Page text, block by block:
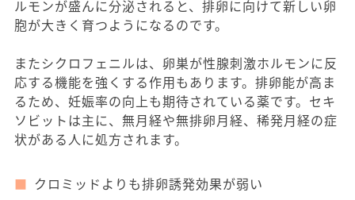
ルモンが盛んに分泌されると、排卵に向けて新しい卵
胞が大きく育つようになるのです。
またシクロフェニルは、卵巣が性腺刺激ホルモンに反
応する機能を強くする作用もあります。排卵能が高ま
るため、妊娠率の向上も期待されている薬です。セキ
ソビットは主に、無月経や無排卵月経、稀発月経の症
状がある人に処方されます。
クロミッドよりも排卵誘発効果が弱い